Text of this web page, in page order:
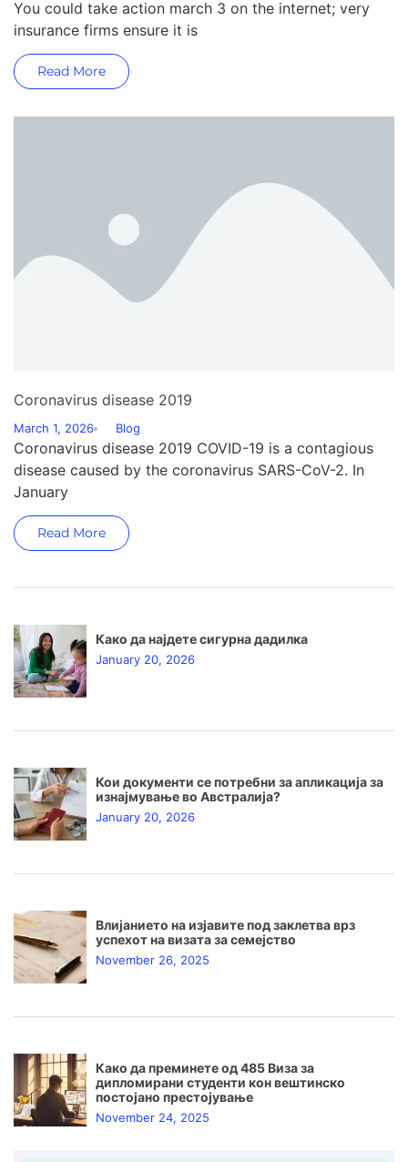
You could take action march 3 on the internet; very
insurance firms ensure it is
Read More
Coronavirus disease 2019
March 1, 2026 Blog
Coronavirus disease 2019 COVID-19 is a contagious
disease caused by the coronavirus SARS-CoV-2. In
January
Read More
Како да најдете сигурна дадилка
January 20, 2026
Кои документи се потребни за апликација за
изнајмување во Австралија?
January 20, 2026
Влијанието на изјавите под заклетва врз
успехот на визата за семејство
November 26, 2025
Како да преминете од 485 Виза за
дипломирани студенти кон вештинско
постојано престојување
November 24, 2025